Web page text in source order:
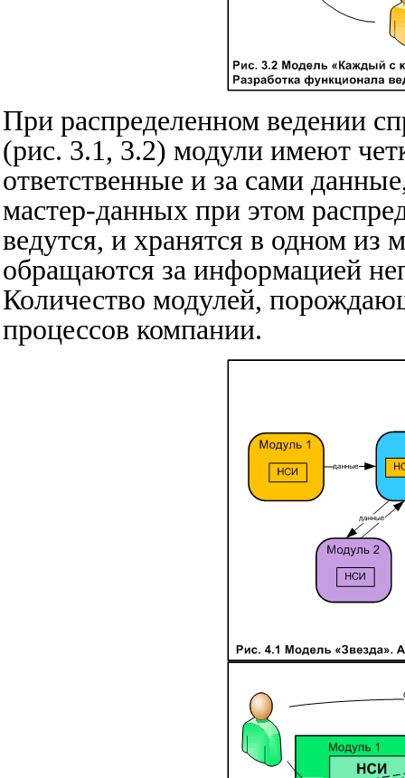
При распределенном ведении
(рис. 3.1, 3.2) модули имеют
ответственные и за сами
мастер-данных при этом
ведутся, и хранятся в одном из
обращаются за информацией
Количество модулей,
процессов компании.